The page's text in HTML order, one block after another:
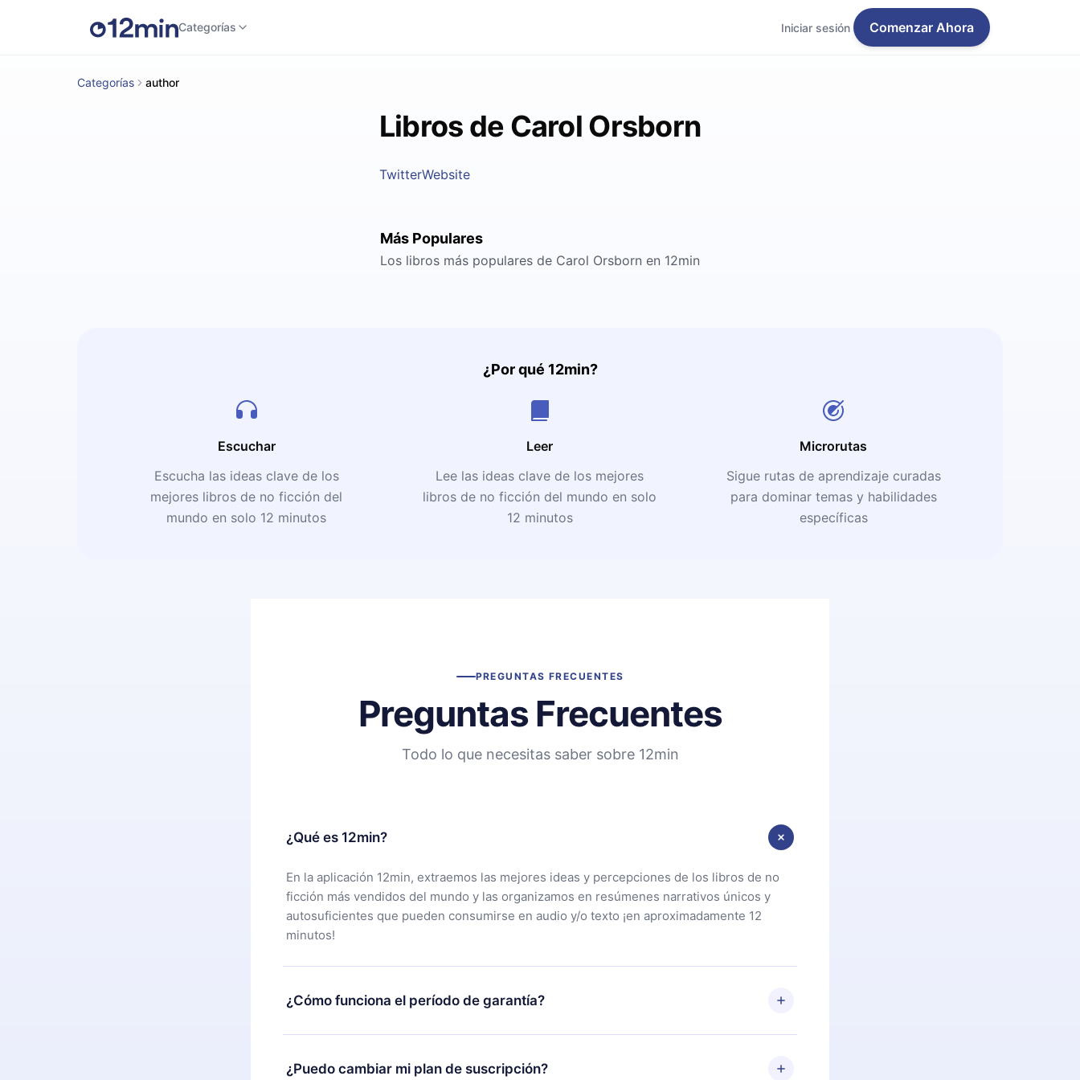
Categorías Iniciar sesión Comenzar Ahora
Categorías author
Libros de Carol Orsborn
TwitterWebsite
Más Populares
Los libros más populares de Carol Orsborn en 12min
¿Por qué 12min?
Escuchar
Escucha las ideas clave de los
mejores libros de no ficción del
mundo en solo 12 minutos
Leer
Lee las ideas clave de los mejores
libros de no ficción del mundo en solo
12 minutos
Microrutas
Sigue rutas de aprendizaje curadas
para dominar temas y habilidades
específicas
PREGUNTAS FRECUENTES
Preguntas Frecuentes
Todo lo que necesitas saber sobre 12min
¿Qué es 12min?
En la aplicación 12min, extraemos las mejores ideas y percepciones de los libros de no
ficción más vendidos del mundo y las organizamos en resúmenes narrativos únicos y
autosuficientes que pueden consumirse en audio y/o texto ¡en aproximadamente 12
minutos!
¿Cómo funciona el período de garantía?
Puedes descargar nuestra aplicación y comenzar a disfrutar de nuestra biblioteca. Si por
alguna razón no estás satisfecho con nuestra plataforma, simplemente contacta a
¿Puedo cambiar mi plan de suscripción?